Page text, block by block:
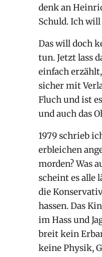
denk an
Schuld. Ich
Das will doch
tun. Jetzt lass
einfach
sicher mit
Fluch und ist
und auch das
1979 schrieb
erbleichen
morden? Was
scheint es alle
die
hassen. Das
im Hass und
breit kein
keine Physik,